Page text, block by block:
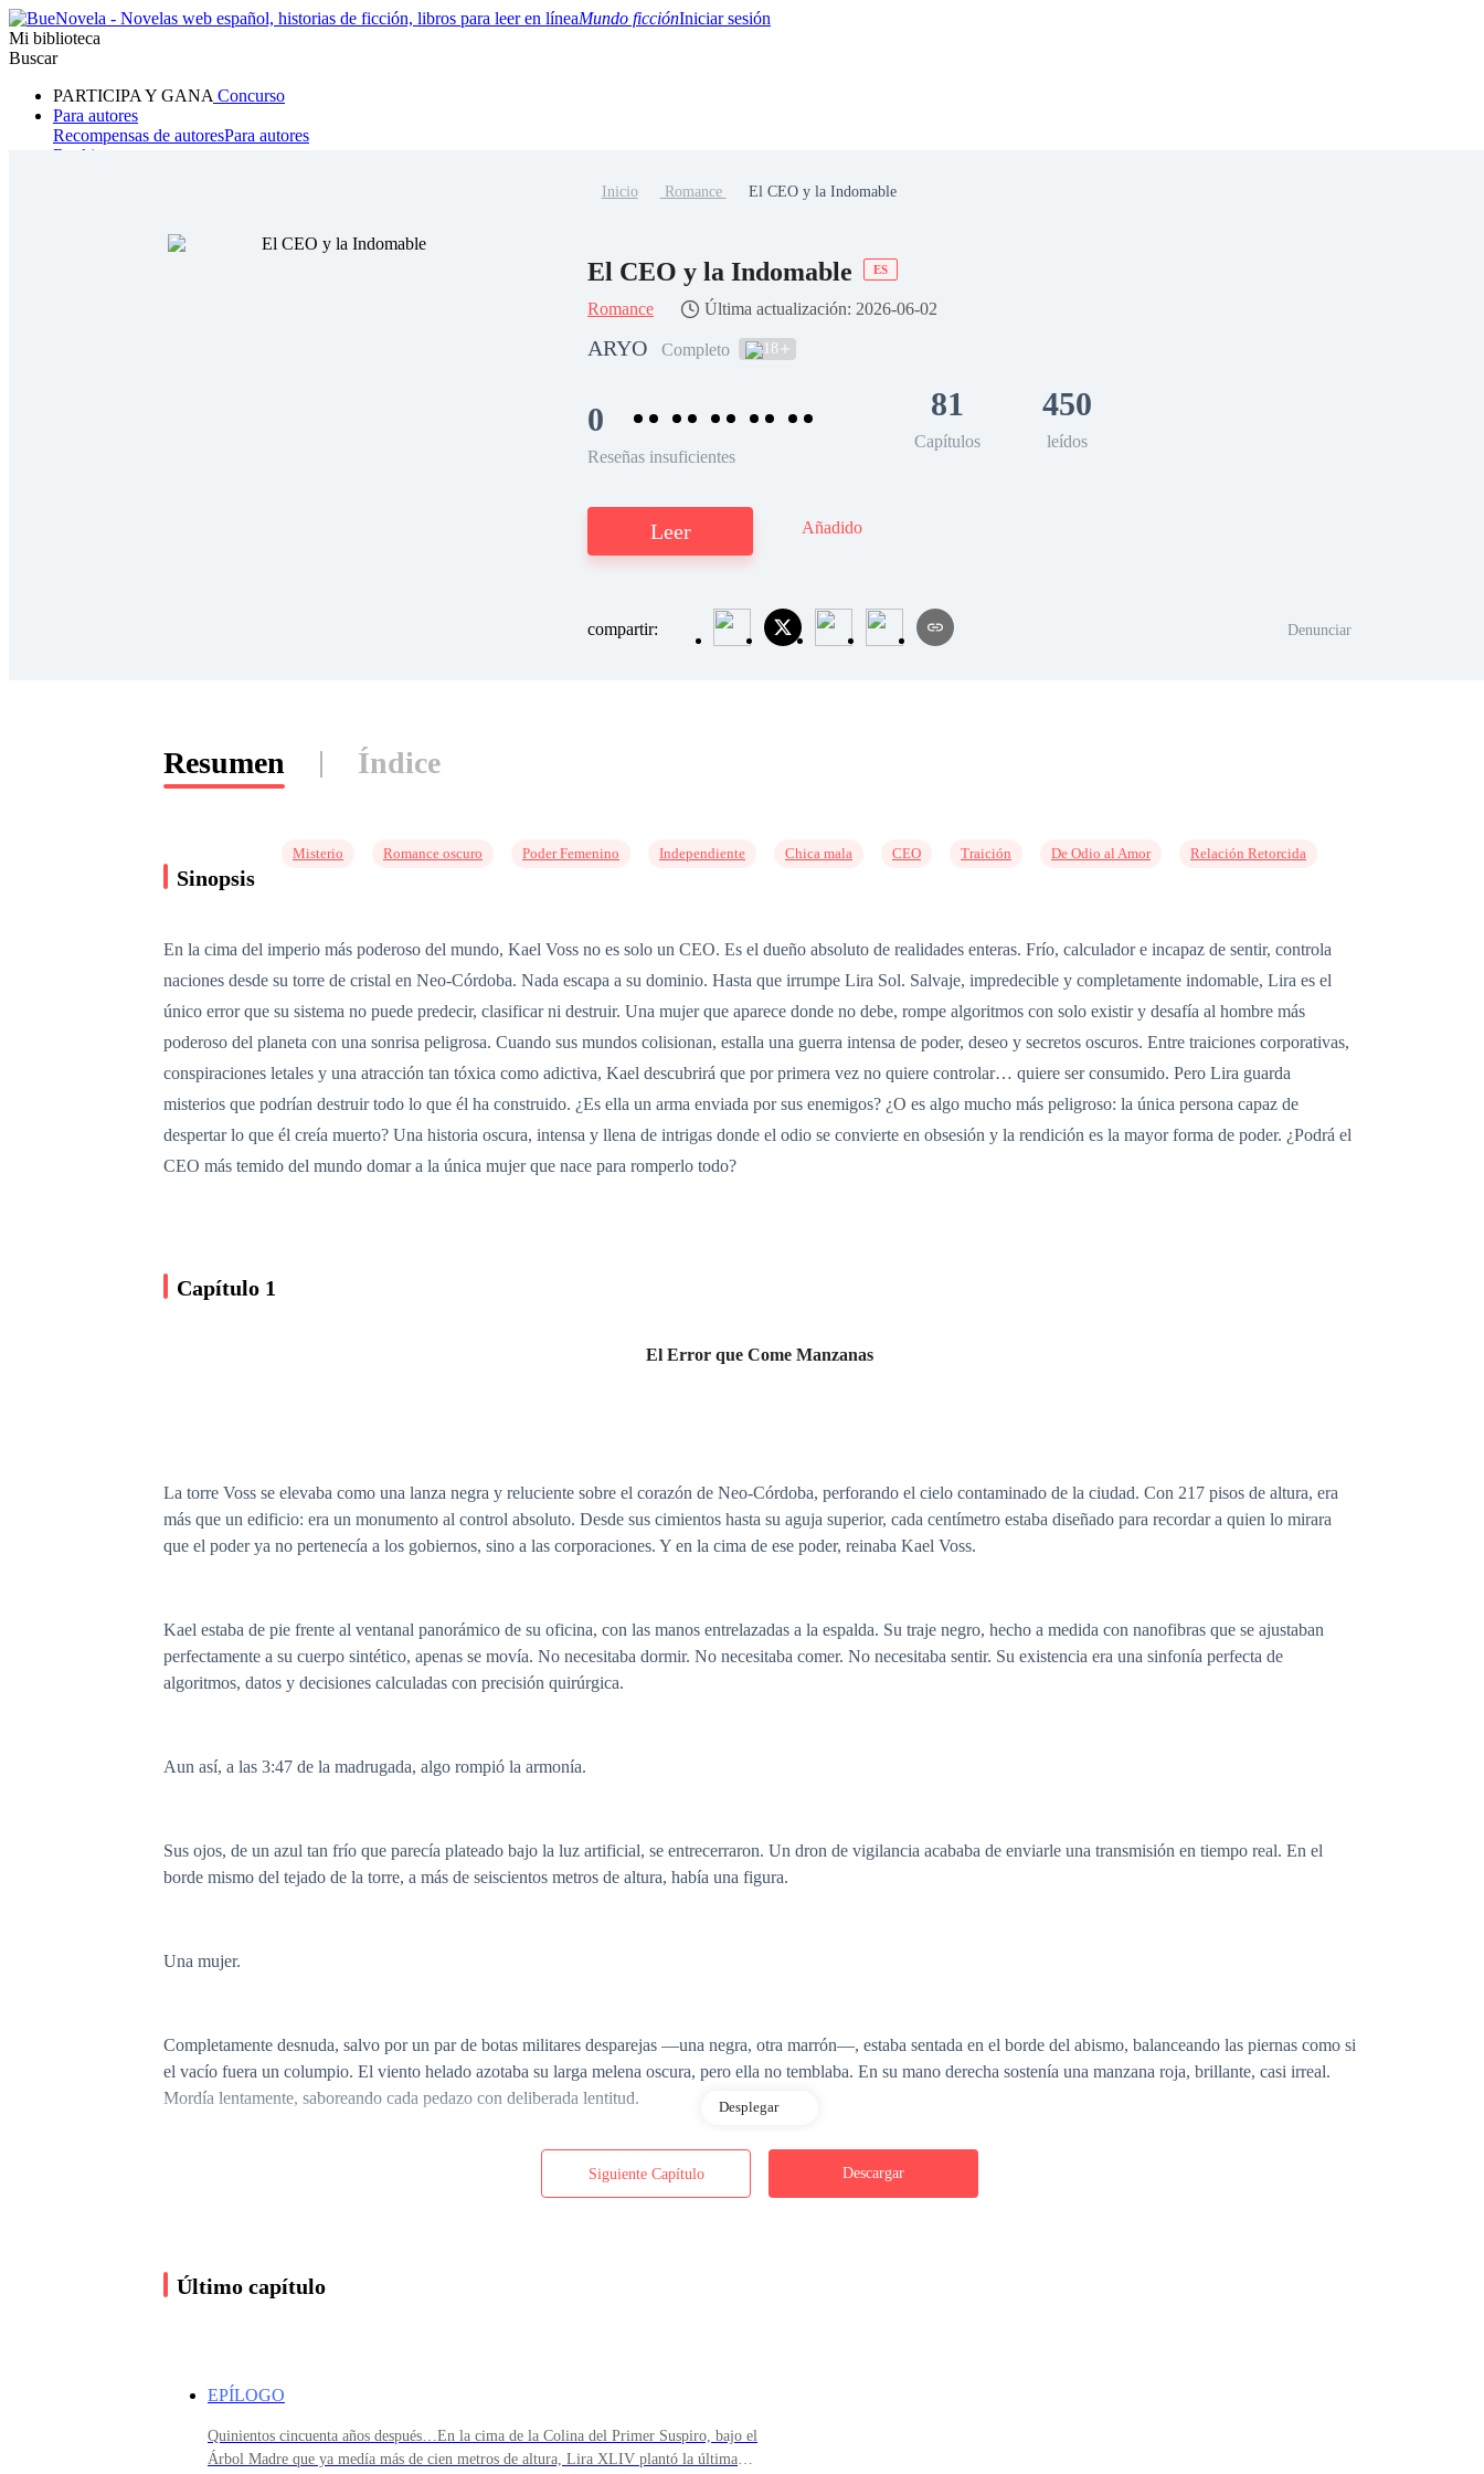
Mundo ficciónIniciar sesión
Mi biblioteca
Buscar
PARTICIPA Y GANA Concurso
Para autores
Recompensas de autoresPara autores
Ranking
Hombre lobo MafiaSistemaFantasía Urbano
Inicio Romance El CEO y la Indomable
El CEO y la Indomable ES
Romance Última actualización: 2026-06-02
ARYO Completo 18
0
Reseñas insuficientes
81
Capítulos
450
leídos
Leer Añadido
compartir: Denunciar
Resumen Índice
Sinopsis
Misterio Romance oscuro Poder Femenino Independiente Chica mala CEO Traición De Odio al Amor Relación Retorcida
En la cima del imperio más poderoso del mundo, Kael Voss no es solo un CEO. Es el dueño absoluto de realidades enteras. Frío, calculador e incapaz de sentir, controla
naciones desde su torre de cristal en Neo-Córdoba. Nada escapa a su dominio. Hasta que irrumpe Lira Sol. Salvaje, impredecible y completamente indomable, Lira es el
único error que su sistema no puede predecir, clasificar ni destruir. Una mujer que aparece donde no debe, rompe algoritmos con solo existir y desafía al hombre más
poderoso del planeta con una sonrisa peligrosa. Cuando sus mundos colisionan, estalla una guerra intensa de poder, deseo y secretos oscuros. Entre traiciones corporativas,
conspiraciones letales y una atracción tan tóxica como adictiva, Kael descubrirá que por primera vez no quiere controlar… quiere ser consumido. Pero Lira guarda
misterios que podrían destruir todo lo que él ha construido. ¿Es ella un arma enviada por sus enemigos? ¿O es algo mucho más peligroso: la única persona capaz de
despertar lo que él creía muerto? Una historia oscura, intensa y llena de intrigas donde el odio se convierte en obsesión y la rendición es la mayor forma de poder. ¿Podrá el
CEO más temido del mundo domar a la única mujer que nace para romperlo todo?
Capítulo 1
El Error que Come Manzanas
La torre Voss se elevaba como una lanza negra y reluciente sobre el corazón de Neo-Córdoba, perforando el cielo contaminado de la ciudad. Con 217 pisos de altura, era
más que un edificio: era un monumento al control absoluto. Desde sus cimientos hasta su aguja superior, cada centímetro estaba diseñado para recordar a quien lo mirara
que el poder ya no pertenecía a los gobiernos, sino a las corporaciones. Y en la cima de ese poder, reinaba Kael Voss.
Kael estaba de pie frente al ventanal panorámico de su oficina, con las manos entrelazadas a la espalda. Su traje negro, hecho a medida con nanofibras que se ajustaban
perfectamente a su cuerpo sintético, apenas se movía. No necesitaba dormir. No necesitaba comer. No necesitaba sentir. Su existencia era una sinfonía perfecta de
algoritmos, datos y decisiones calculadas con precisión quirúrgica.
Aun así, a las 3:47 de la madrugada, algo rompió la armonía.
Sus ojos, de un azul tan frío que parecía plateado bajo la luz artificial, se entrecerraron. Un dron de vigilancia acababa de enviarle una transmisión en tiempo real. En el
borde mismo del tejado de la torre, a más de seiscientos metros de altura, había una figura.
Una mujer.
Completamente desnuda, salvo por un par de botas militares desparejas —una negra, otra marrón—, estaba sentada en el borde del abismo, balanceando las piernas como si
el vacío fuera un columpio. El viento helado azotaba su larga melena oscura, pero ella no temblaba. En su mano derecha sostenía una manzana roja, brillante, casi irreal.
Mordía lentamente, saboreando cada pedazo con deliberada lentitud.
Kael amplió la imagen. Sus sistemas internos comenzaron a trabajar a toda velocidad.
Patrón neuronal: Ilegible.
Desplegar
Siguiente Capítulo Descargar
Último capítulo
EPÍLOGO
Quinientos cincuenta años después…En la cima de la Colina del Primer Suspiro, bajo el
Árbol Madre que ya medía más de cien metros de altura, Lira XLIV plantó la última